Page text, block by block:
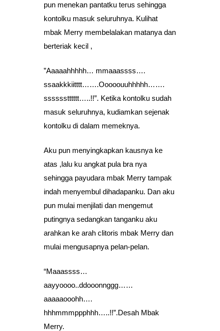
pun menekan pantatku terus sehingga
kontolku masuk seluruhnya. Kulihat
mbak Merry membelalakan matanya dan
berteriak kecil ,
”Aaaaahhhhh… mmaaassss….
ssaakkkiitttt…….Ooooouuhhhhh…….
sssssstttttt…..!!”. Ketika kontolku sudah
masuk seluruhnya, kudiamkan sejenak
kontolku di dalam memeknya.
Aku pun menyingkapkan kausnya ke
atas ,lalu ku angkat pula bra nya
sehingga payudara mbak Merry tampak
indah menyembul dihadapanku. Dan aku
pun mulai menjilati dan mengemut
putingnya sedangkan tanganku aku
arahkan ke arah clitoris mbak Merry dan
mulai mengusapnya pelan-pelan.
“Maaassss…
aayyoooo..ddooonnggg……
aaaaaooohh….
hhhmmmppphhh…..!!”.Desah Mbak
Merry.